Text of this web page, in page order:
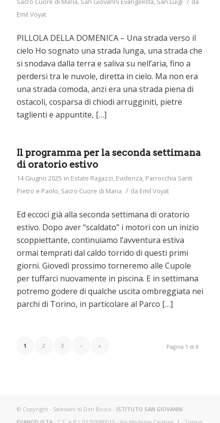
Emil Voyat
PILLOLA DELLA DOMENICA – Una strada verso il
cielo Ho sognato una strada lunga, una strada che
si snodava dalla terra e saliva su nell’aria, fino a
perdersi tra le nuvole, diretta in cielo. Ma non era
una strada comoda, anzi era una strada piena di
ostacoli, cosparsa di chiodi arrugginiti, pietre
taglienti e appuntite, […]
Il programma per la seconda settimana
di oratorio estivo
14 Giugno 2025 in Estate Ragazzi, Evidenza, Parrocchia Santi
Pietro e Paolo, Sacro Cuore di Maria / da Emil Voyat
Ed eccoci già alla seconda settimana di oratorio
estivo. Dopo aver “scaldato” i motori con un inizio
scoppiettante, continuiamo l’avventura estiva
ormai temprati dal caldo torrido di questi primi
giorni. Giovedì prossimo torneremo alle Cupole
per tuffarci nuovamente in piscina. E in settimana
potremo godere di qualche uscita ombreggiata nei
parchi di Torino, in particolare al Parco […]
Pagina 1 di 8
1 2 3 › »
© Copyright - Salesiani di Don Bosco - ISTITUTO SAN GIOVANNI